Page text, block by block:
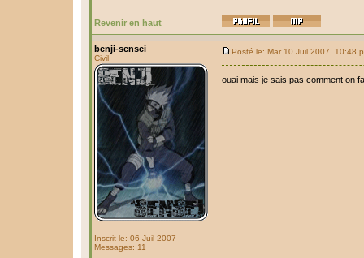
Revenir en haut
benji-sensei
Civil
Inscrit le: 06 Juil 2007
Messages: 11
Posté le: Mar 10 Juil 2007, 10:48
ouai mais je sais pas comment on